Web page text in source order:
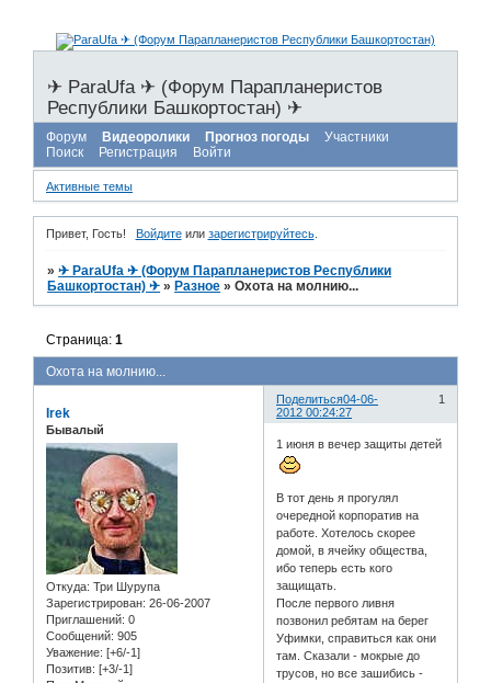
✈ ParaUfa ✈ (Форум Парапланеристов
Республики Башкортостан) ✈
Форум Видеоролики Прогноз погоды
Участники
Поиск
Регистрация Войти
Активные темы
Привет, Гость! Войдитеили зарегистрируйтесь.
»✈ ParaUfa ✈ (Форум Парапланеристов Республики
Башкортостан) ✈ » Разное »Охота на молнию...
Охота на молнию...
Страница:1
Поделиться 1
04-06-
2012 00:24:27
Irek
Бывалый
Откуда: Три Шурупа
Зарегистрирован: 26-06-2007
Приглашений: 0
Сообщений: 905
Уважение: [+6/-1]
Позитив: [+3/-1]
1 июня в вечер защиты детей
В тот день я прогулял
очередной корпоратив на
работе. Хотелось скорее
домой, в ячейку общества,
ибо теперь есть кого
защищать.
После первого ливня
позвонил ребятам на берег
Уфимки, справиться как они
там. Сказали - мокрые до
трусов, но все зашибись -